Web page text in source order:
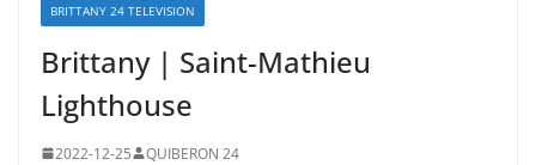
BRITTANY 24 TELEVISION
Brittany | Saint-Mathieu
Lighthouse
2022-12-25 QUIBERON 24